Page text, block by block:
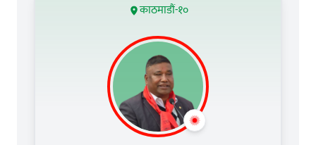
काठमाडौं-१०